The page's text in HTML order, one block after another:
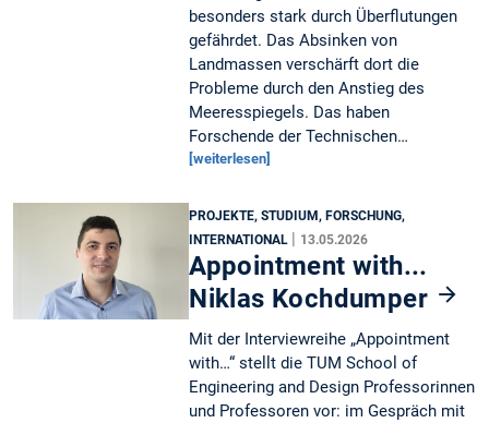
besonders stark durch Überflutungen
gefährdet. Das Absinken von
Landmassen verschärft dort die
Probleme durch den Anstieg des
Meeresspiegels. Das haben
Forschende der Technischen…
[weiterlesen]
PROJEKTE, STUDIUM, FORSCHUNG,
INTERNATIONAL | 13.05.2026
Appointment with...
Niklas Kochdumper
Mit der Interviewreihe „Appointment
with…“ stellt die TUM School of
Engineering and Design Professorinnen
und Professoren vor: im Gespräch mit